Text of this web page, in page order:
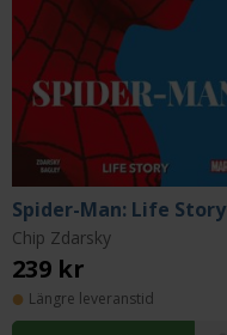
Spider-Man: Life Story
Chip Zdarsky
239 kr
Längre leveranstid